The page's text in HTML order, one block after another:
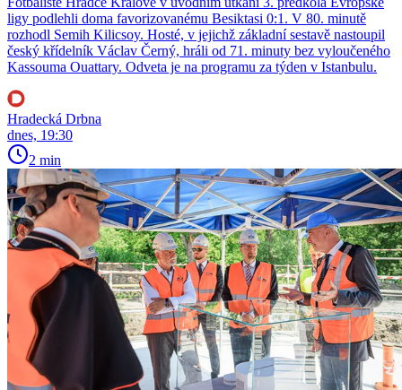
ligy podlehli doma favorizovanému Besiktasi 0:1. V 80. minutě
rozhodl Semih Kilicsoy. Hosté, v jejichž základní sestavě nastoupil
český křídelník Václav Černý, hráli od 71. minuty bez vyloučeného
Kassouma Ouattary. Odveta je na programu za týden v Istanbulu.
Hradecká Drbna
dnes, 19:30
2 min